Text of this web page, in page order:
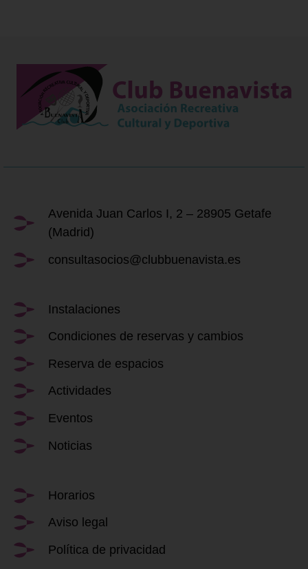
Avenida Juan Carlos I, 2 – 28905 Getafe
(Madrid)
consultasocios@clubbuenavista.es
Instalaciones
Condiciones de reservas y cambios
Reserva de espacios
Actividades
Eventos
Noticias
Horarios
Aviso legal
Política de privacidad